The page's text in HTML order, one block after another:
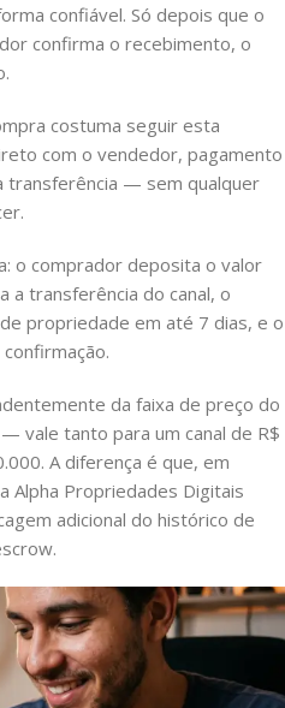
confiável. Só depois que o
confirma o recebimento, o
costuma seguir esta
com o vendedor, pagamento
transferência — sem qualquer
o comprador deposita o valor
a transferência do canal, o
propriedade em até 7 dias, e o
da faixa de preço do
vale tanto para um canal de R$
A diferença é que, em
Alpha Propriedades Digitais
adicional do histórico de